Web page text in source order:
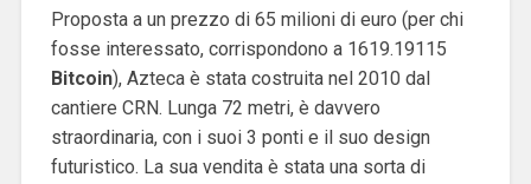
Proposta a un prezzo di 65 milioni di euro (per chi
fosse interessato, corrispondono a 1619.19115
Bitcoin), Azteca è stata costruita nel 2010 dal
cantiere CRN. Lunga 72 metri, è davvero
straordinaria, con i suoi 3 ponti e il suo design
futuristico. La sua vendita è stata una sorta di